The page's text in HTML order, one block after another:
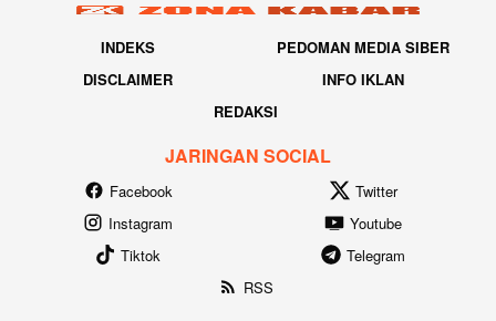
INDEKS
PEDOMAN MEDIA SIBER
DISCLAIMER
INFO IKLAN
REDAKSI
JARINGAN SOCIAL
Facebook
Twitter
Instagram
Youtube
Tiktok
Telegram
RSS